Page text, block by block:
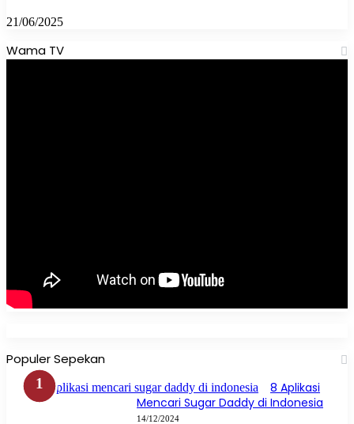
21/06/2025
Wama TV
Populer Sepekan
8 Aplikasi
Mencari Sugar Daddy di Indonesia
14/12/2024